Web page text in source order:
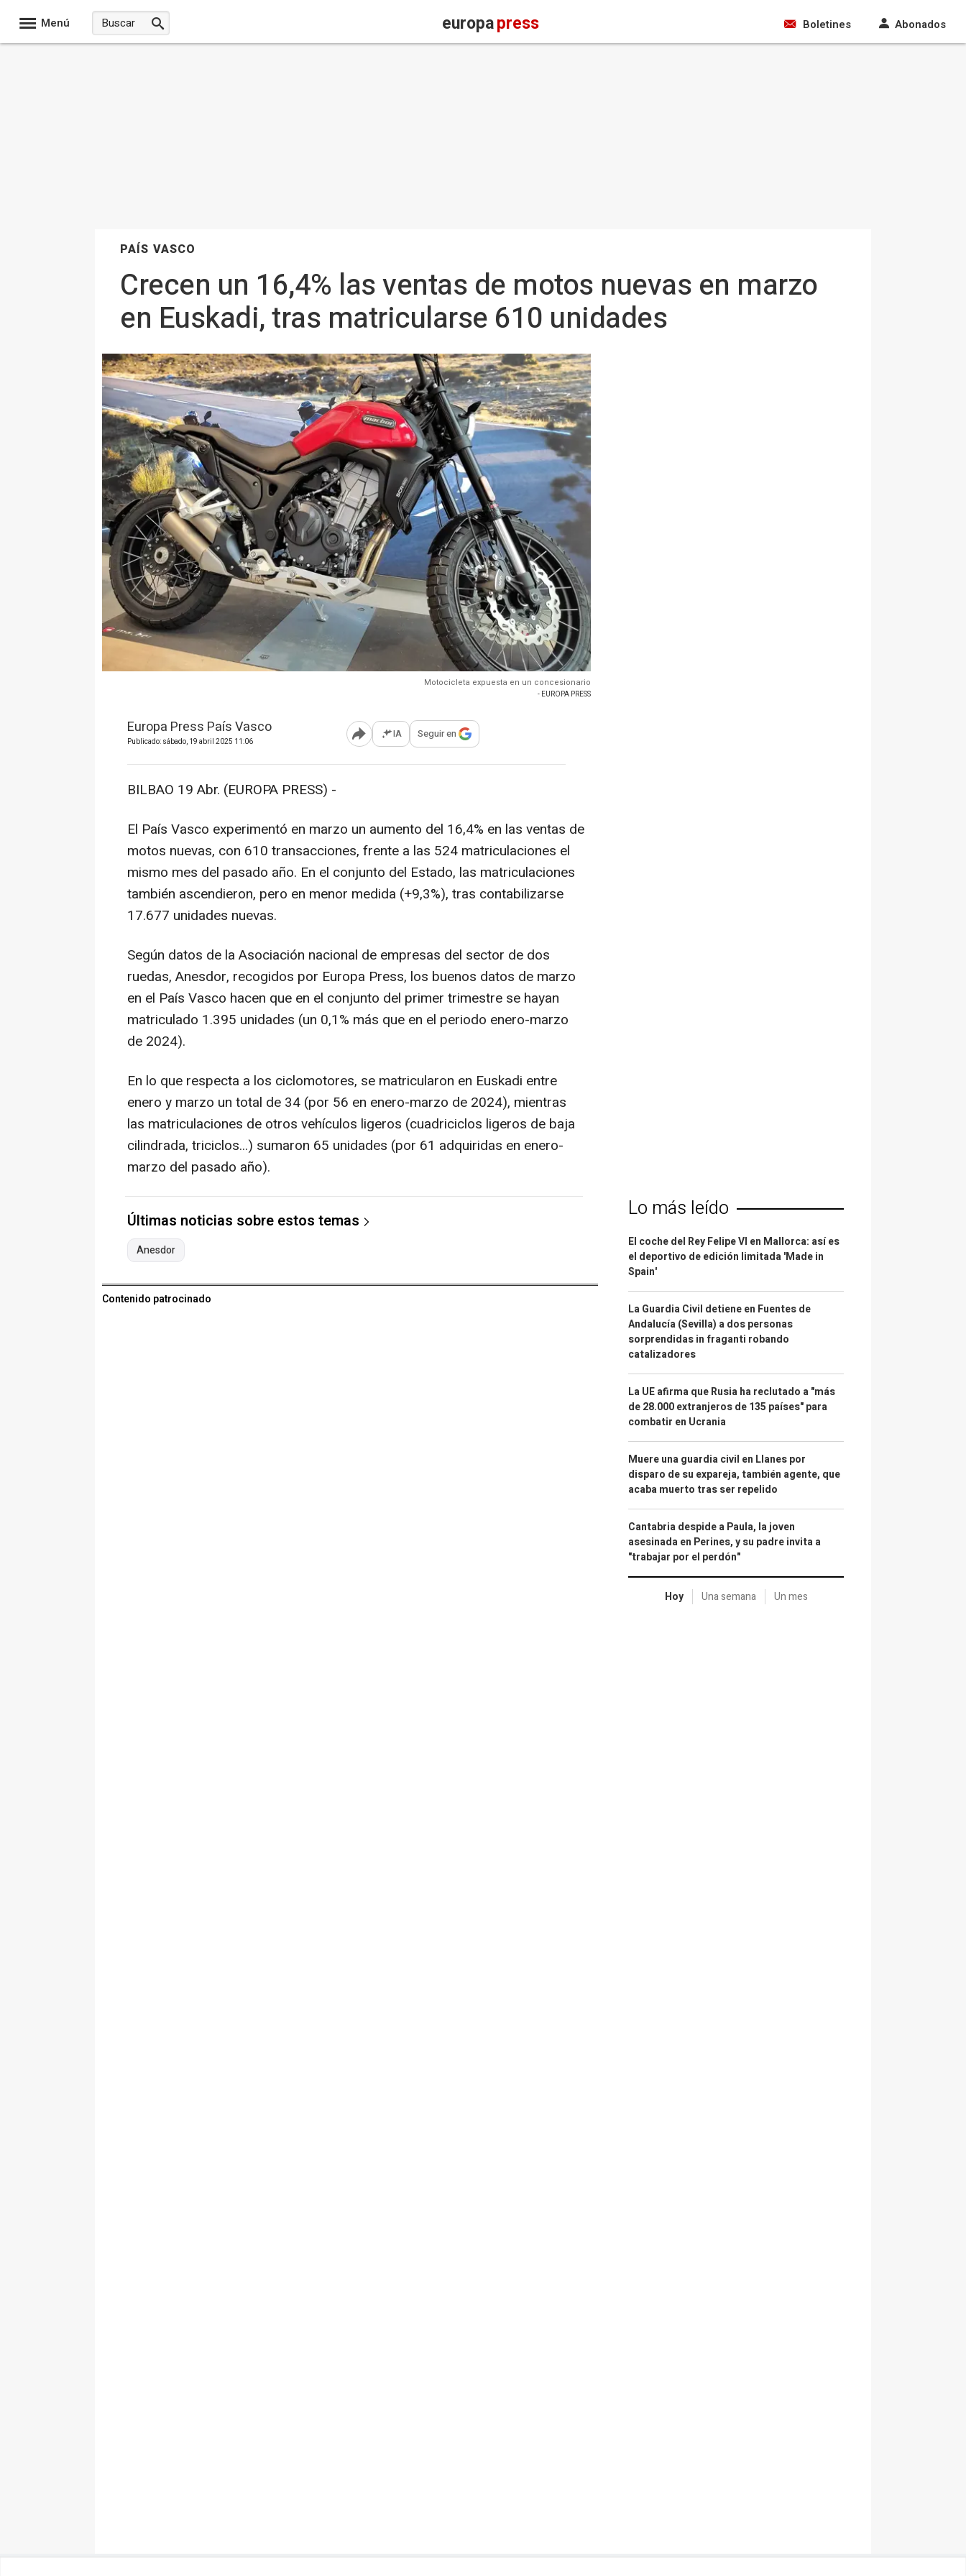
Menú europapress Boletines Abonados
PAÍS VASCO
Crecen un 16,4% las ventas de motos nuevas en marzo
en Euskadi, tras matricularse 610 unidades
Motocicleta expuesta en un concesionario
- EUROPA PRESS
Europa Press País Vasco
Publicado: sábado, 19 abril 2025 11:06 Abrir opciones para compartir
IA Seguir en
BILBAO 19 Abr. (EUROPA PRESS) -
El País Vasco experimentó en marzo un aumento del 16,4% en las ventas de
motos nuevas, con 610 transacciones, frente a las 524 matriculaciones el
mismo mes del pasado año. En el conjunto del Estado, las matriculaciones
también ascendieron, pero en menor medida (+9,3%), tras contabilizarse
17.677 unidades nuevas.
Según datos de la Asociación nacional de empresas del sector de dos
ruedas, Anesdor, recogidos por Europa Press, los buenos datos de marzo
en el País Vasco hacen que en el conjunto del primer trimestre se hayan
matriculado 1.395 unidades (un 0,1% más que en el periodo enero-marzo
de 2024).
En lo que respecta a los ciclomotores, se matricularon en Euskadi entre
enero y marzo un total de 34 (por 56 en enero-marzo de 2024), mientras
las matriculaciones de otros vehículos ligeros (cuadriciclos ligeros de baja
cilindrada, triciclos...) sumaron 65 unidades (por 61 adquiridas en enero-
marzo del pasado año).
Últimas noticias sobre estos temas
Anesdor
Contenido patrocinado
Lo más leído
El coche del Rey Felipe VI en Mallorca: así es
el deportivo de edición limitada 'Made in
Spain'
La Guardia Civil detiene en Fuentes de
Andalucía (Sevilla) a dos personas
sorprendidas in fraganti robando
catalizadores
La UE afirma que Rusia ha reclutado a "más
de 28.000 extranjeros de 135 países" para
combatir en Ucrania
Muere una guardia civil en Llanes por
disparo de su expareja, también agente, que
acaba muerto tras ser repelido
Cantabria despide a Paula, la joven
asesinada en Perines, y su padre invita a
"trabajar por el perdón"
Hoy Una semana Un mes